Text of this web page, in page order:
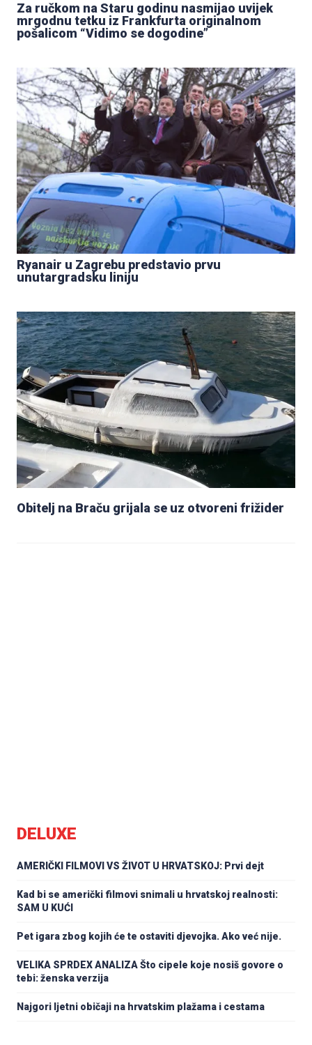
Za ručkom na Staru godinu nasmijao uvijek
mrgodnu tetku iz Frankfurta originalnom
pošalicom “Vidimo se dogodine”
Ryanair u Zagrebu predstavio prvu
unutargradsku liniju
Obitelj na Braču grijala se uz otvoreni frižider
DELUXE
AMERIČKI FILMOVI VS ŽIVOT U HRVATSKOJ: Prvi dejt
Kad bi se američki filmovi snimali u hrvatskoj realnosti:
SAM U KUĆI
Pet igara zbog kojih će te ostaviti djevojka. Ako već nije.
VELIKA SPRDEX ANALIZA Što cipele koje nosiš govore o
tebi: ženska verzija
Najgori ljetni običaji na hrvatskim plažama i cestama